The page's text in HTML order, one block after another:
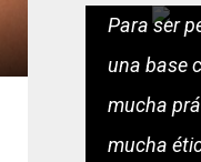
Para ser
una base
mucha
mucha